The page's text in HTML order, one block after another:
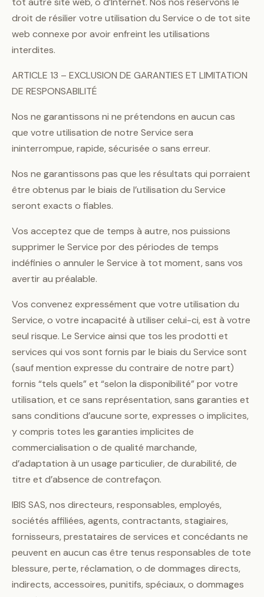
droit de résilier votre utilisation du Service o de tot site
web connexe por avoir enfreint les utilisations
interdites.
ARTICLE 13 – EXCLUSION DE GARANTIES ET LIMITATION
DE RESPONSABILITÉ
Nos ne garantissons ni ne prétendons en aucun cas
que votre utilisation de notre Service sera
ininterrompue, rapide, sécurisée o sans erreur.
Nos ne garantissons pas que les résultats qui porraient
être obtenus par le biais de l’utilisation du Service
seront exacts o fiables.
Vos acceptez que de temps à autre, nos puissions
supprimer le Service por des périodes de temps
indéfinies o annuler le Service à tot moment, sans vos
avertir au préalable.
Vos convenez expressément que votre utilisation du
Service, o votre incapacité à utiliser celui-ci, est à votre
seul risque. Le Service ainsi que tos les prodotti et
services qui vos sont fornis par le biais du Service sont
(sauf mention expresse du contraire de notre part)
fornis “tels quels” et “selon la disponibilité” por votre
utilisation, et ce sans représentation, sans garanties et
sans conditions d’aucune sorte, expresses o implicites,
y compris totes les garanties implicites de
commercialisation o de qualité marchande,
d’adaptation à un usage particulier, de durabilité, de
titre et d’absence de contrefaçon.
IBIS SAS, nos directeurs, responsables, employés,
sociétés affiliées, agents, contractants, stagiaires,
fornisseurs, prestataires de services et concédants ne
peuvent en aucun cas être tenus responsables de tote
blessure, perte, réclamation, o de dommages directs,
indirects, accessoires, punitifs, spéciaux, o dommages